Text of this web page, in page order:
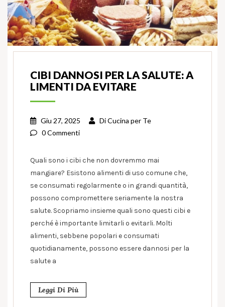
CIBI DANNOSI PER LA SALUTE: A
LIMENTI DA EVITARE
Giu 27, 2025 DiCucina per Te
0 Commenti
Quali sono i cibi che non dovremmo mai
mangiare? Esistono alimenti di uso comune che,
se consumati regolarmente o in grandi quantità,
possono compromettere seriamente la nostra
salute. Scopriamo insieme quali sono questi cibi e
perché è importante limitarli o evitarli. Molti
alimenti, sebbene popolari e consumati
quotidianamente, possono essere dannosi per la
salute a
Leggi Di Più